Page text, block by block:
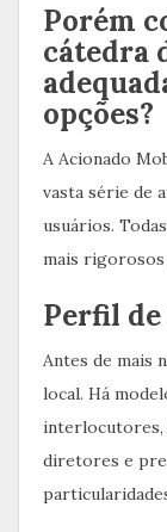
Porém
cátedra
opções?
A Acionado
vasta série de
usuários.
mais rigorosos
Perfil
Antes de mais
local. Há
interlocutores,
diretores e